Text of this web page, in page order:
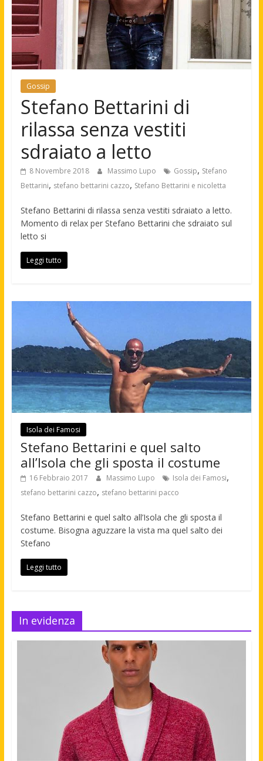
Gossip
Stefano Bettarini di
rilassa senza vestiti
sdraiato a letto
8 Novembre 2018 Massimo Lupo Gossip, Stefano
Bettarini, stefano bettarini cazzo, Stefano Bettarini e nicoletta
Stefano Bettarini di rilassa senza vestiti sdraiato a letto.
Momento di relax per Stefano Bettarini che sdraiato sul
letto si
Leggi tutto
Isola dei Famosi
Stefano Bettarini e quel salto
all’Isola che gli sposta il costume
16 Febbraio 2017 Massimo Lupo Isola dei Famosi,
stefano bettarini cazzo, stefano bettarini pacco
Stefano Bettarini e quel salto all’Isola che gli sposta il
costume. Bisogna aguzzare la vista ma quel salto dei
Stefano
Leggi tutto
In evidenza